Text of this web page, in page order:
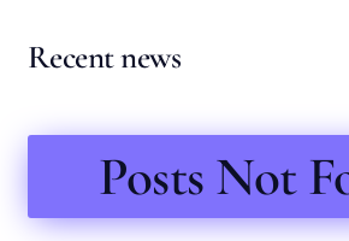
Recent news
Posts Not